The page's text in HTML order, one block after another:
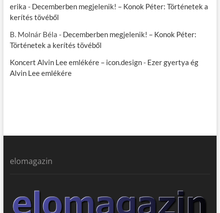
erika - Decemberben megjelenik! – Konok Péter: Történetek a
kerítés tövéből
B. Molnár Béla - Decemberben megjelenik! – Konok Péter:
Történetek a kerítés tövéből
Koncert Alvin Lee emlékére – icon.design- Ezer gyertya ég
Alvin Lee emlékére
elomagazin